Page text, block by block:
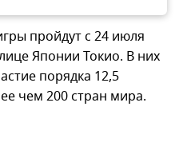
пройдут с 24 июля
Японии Токио. В них
порядка 12,5
чем 200 стран мира.